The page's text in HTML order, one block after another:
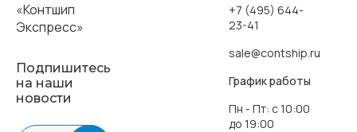
Подпишитесь
на наши
новости
+7 (495) 644-
23-41
sale@contship.ru
График работы
Пн - Пт: с 10:00
до 19:00